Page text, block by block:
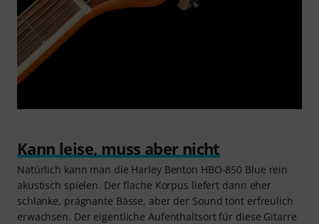
Kann leise, muss aber nicht
Natürlich kann man die Harley Benton HBO-850 Blue rein
akustisch spielen. Der flache Korpus liefert dann eher
schlanke, prägnante Bässe, aber der Sound tönt erfreulich
erwachsen. Der eigentliche Aufenthaltsort für diese Gitarre